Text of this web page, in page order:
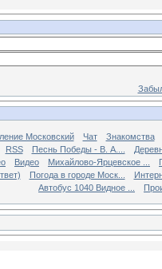
Московский Чат
Знакомства
RSS Песнь Победы - В. А....
Видео Михайлово-Ярцевское ...
Погода в городе Моск...
Автобус 1040 Видное ...